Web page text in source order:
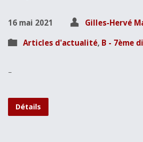
16 mai 2021
Gilles-Hervé
Articles d'actualité, B - 7ème
–
Détails